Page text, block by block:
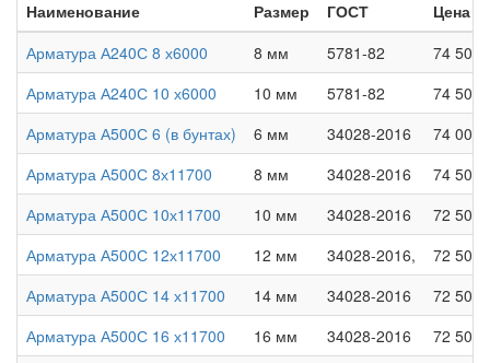
Наименование
Размер ГОСТ
Цена
Арматура А240С 8 х6000
8 мм 5781-82
74 500
Арматура А240С 10 х6000
10 мм 5781-82
74 500
Арматура А500С 6 (в бунтах)
6 мм 34028-2016
74 000
Арматура А500С 8х11700
8 мм 34028-2016
74 500
Арматура А500С 10х11700
10 мм 34028-2016
72 500
Арматура А500С 12х11700
12 мм 34028-2016,
72 500
Арматура А500С 14 х11700
14 мм 34028-2016
72 500
Арматура А500С 16 х11700
16 мм 34028-2016
72 500